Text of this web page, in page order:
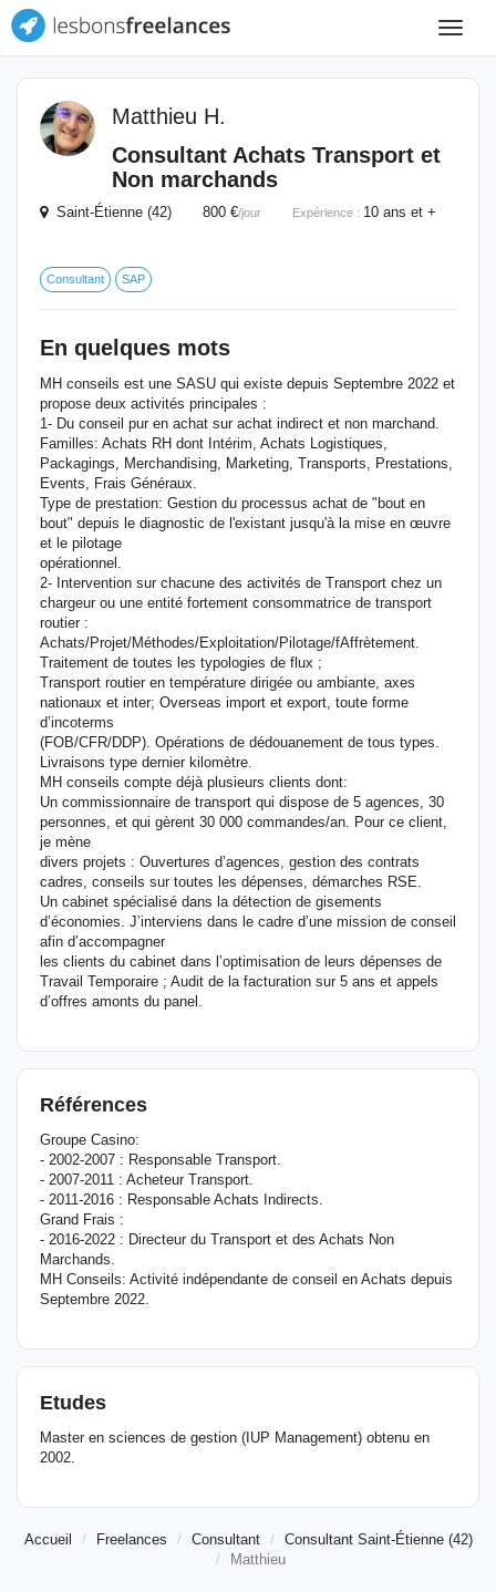
Toggle
Matthieu H.
Consultant Achats Transport et
Non marchands
Saint-Étienne (42) 800 €/jour Expérience : 10 ans et +
Consultant SAP
En quelques mots
MH conseils est une SASU qui existe depuis Septembre 2022 et
propose deux activités principales :
1- Du conseil pur en achat sur achat indirect et non marchand.
Familles: Achats RH dont Intérim, Achats Logistiques,
Packagings, Merchandising, Marketing, Transports, Prestations,
Events, Frais Généraux.
Type de prestation: Gestion du processus achat de "bout en
bout" depuis le diagnostic de l'existant jusqu'à la mise en œuvre
et le pilotage
opérationnel.
2- Intervention sur chacune des activités de Transport chez un
chargeur ou une entité fortement consommatrice de transport
routier :
Achats/Projet/Méthodes/Exploitation/Pilotage/fAffrètement.
Traitement de toutes les typologies de flux ;
Transport routier en température dirigée ou ambiante, axes
nationaux et inter; Overseas import et export, toute forme
d’incoterms
(FOB/CFR/DDP). Opérations de dédouanement de tous types.
Livraisons type dernier kilomètre.
MH conseils compte déjà plusieurs clients dont:
Un commissionnaire de transport qui dispose de 5 agences, 30
personnes, et qui gèrent 30 000 commandes/an. Pour ce client,
je mène
divers projets : Ouvertures d’agences, gestion des contrats
cadres, conseils sur toutes les dépenses, démarches RSE.
Un cabinet spécialisé dans la détection de gisements
d’économies. J’interviens dans le cadre d’une mission de conseil
afin d’accompagner
les clients du cabinet dans l’optimisation de leurs dépenses de
Travail Temporaire ; Audit de la facturation sur 5 ans et appels
d’offres amonts du panel.
Références
Groupe Casino:
- 2002-2007 : Responsable Transport.
- 2007-2011 : Acheteur Transport.
- 2011-2016 : Responsable Achats Indirects.
Grand Frais :
- 2016-2022 : Directeur du Transport et des Achats Non
Marchands.
MH Conseils: Activité indépendante de conseil en Achats depuis
Septembre 2022.
Etudes
Master en sciences de gestion (IUP Management) obtenu en
2002.
Accueil Freelances Consultant
Consultant Saint-Étienne (42)
Matthieu